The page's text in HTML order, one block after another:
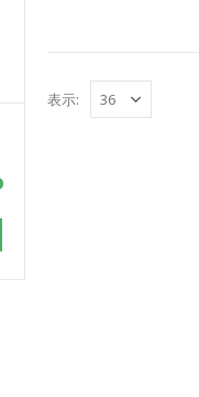
表示: